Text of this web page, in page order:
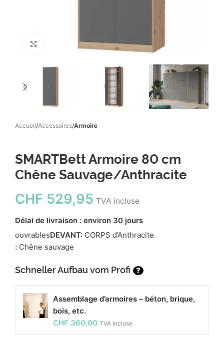
Click to enlarge
Accueil Accessoires Armoire
SMARTBett Armoire 80 cm
Chêne Sauvage/Anthracite
CHF 529,95 TVA incluse
Délai de livraison : environ 30 jours
ouvrablesDEVANT: CORPS d’Anthracite
: Chêne sauvage
Schneller Aufbau vom Profi ?
Assemblage d’armoires – béton, brique,
bois, etc.
CHF 360,00 TVA incluse